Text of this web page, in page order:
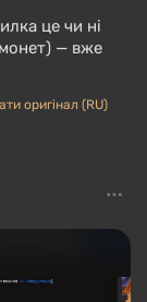
це чи ні
— вже
оригінал (RU)